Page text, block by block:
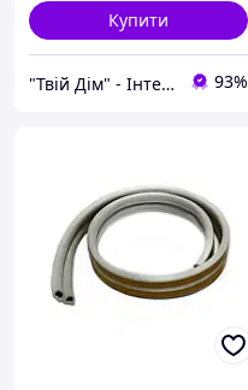
Купити
"Твій Дім" - Інтернет-гіпермаркет 93%